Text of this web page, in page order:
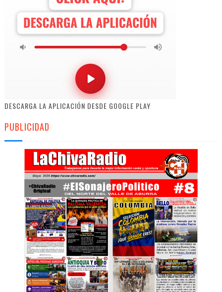
DESCARGA LA APLICACIÓN DESDE GOOGLE PLAY
PUBLICIDAD